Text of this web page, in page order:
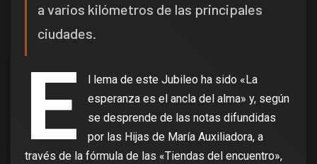
a varios kilómetros de las principales
ciudades.
E
l lema de este Jubileo ha sido «La
esperanza es el ancla del alma» y, según
se desprende de las notas difundidas
por las Hijas de María Auxiliadora, a
través de la fórmula de las «Tiendas del encuentro»,